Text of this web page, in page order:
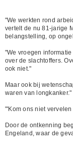
"We werkten rond
vertelt de nu 81-jarige
belangstelling, op
"We vroegen
over de slachtoffers.
ook niet."
Maar ook bij
waren van longkanker."
"'Kom ons niet
Door de ontkenning
Engeland, waar de